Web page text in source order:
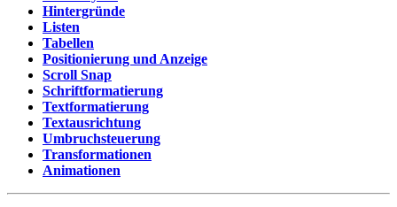
Hintergründe
Listen
Tabellen
Positionierung und Anzeige
Scroll Snap
Schriftformatierung
Textformatierung
Textausrichtung
Umbruchsteuerung
Transformationen
Animationen